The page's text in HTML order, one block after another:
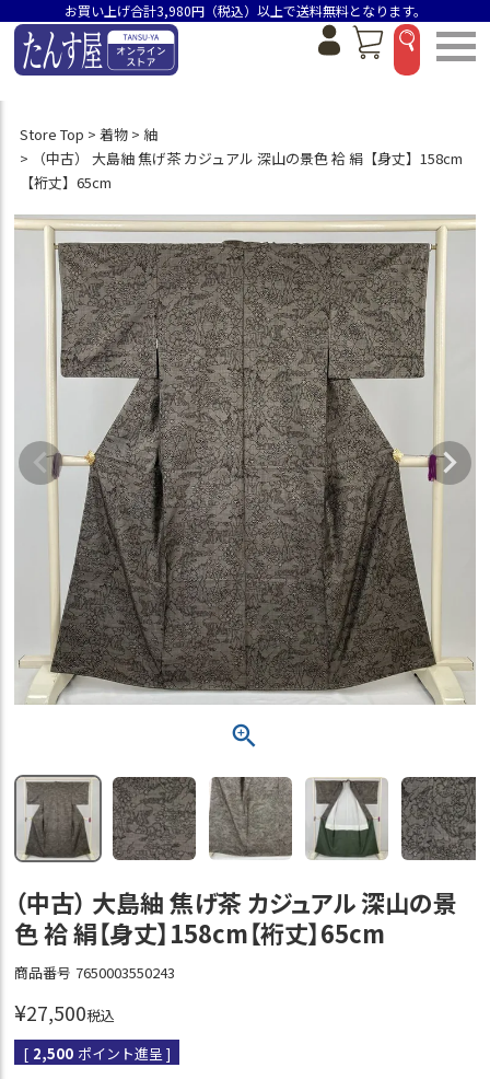
お買い上げ合計3,980円（税込）以上で送料無料となります。
Store Top 着物
紬
（中古） 大島紬 焦げ茶 カジュアル 深山の景色 袷 絹【身丈】158cm
【裄丈】65cm
（中古） 大島紬 焦げ茶 カジュアル 深山の景
色 袷 絹【身丈】158cm【裄丈】65cm
商品番号 7650003550243
¥27,500税込
[ 2,500 ポイント進呈 ]